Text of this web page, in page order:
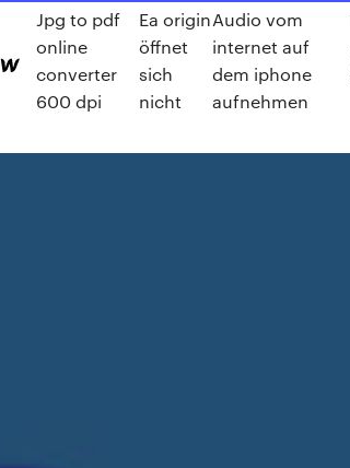
Jpg to pdf
online
converter
600 dpi
Ea origin
öffnet
sich
nicht
Audio vom
internet auf
dem iphone
aufnehmen